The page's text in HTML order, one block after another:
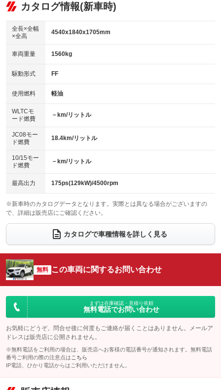
リフトアップ
：装備なし
：装備なし
パワーウィンドウ
アイドリングストップ
：装備あり
USB入力端子
：装備なし
100V電源
：装備なし
センターデフロック
：装備なし
電動格納ミラー
：装備あり
ビジュアル：-／DVD再生
：装備あり
アルミホイール：17インチ
：装備あり
HID(キセノンライト)
バックカメラ
エアロ
：装備なし
ローダウン
：装備なし
ベンチシート
：装備なし
チップアップシート
：装備なし
電動格納サードシート
：装備なし シートヒーター
：装備なし
ウォークスルー
電動リアゲート フロントカメラ
：装備なし
シートエアコン
：装備なし 全周囲カメラ
：装備なし
サイドカメラ
：装備なし ルーフレール
：装備なし
エアサスペンション ヘッドライトウォッシャー
カタログ情報(新車時)
全長×全幅
×全高
4540x1840x1705mm
車両重量 1560kg
駆動形式 FF
使用燃料 軽油
WLTCモ
ード燃費
－km/リットル
JC08モー
ド燃費
18.4km/リットル
10/15モー
ド燃費
－km/リットル
最高出力 175ps(129kW)/4500rpm
※新車時のカタログデータとなります。実際とは異なる場合がございますの
で、詳細は販売店にご確認ください。
カタログで車種情報を詳しく見る
無料 この車両に関するお問い合わせ
まずは在庫確認・見積り依頼
無料電話でお問い合わせ
お気軽にどうぞ。問合せ後に何度もご連絡が届くことはありません。メールア
ドレスは販売店に公開されません。
※無料電話をご利用の場合は、販売店へお客様の電話番号が通知されます。無料電話
番号ご利用の際の注意点は こちら
IP電話、ひかり電話からはご利用いただけません。